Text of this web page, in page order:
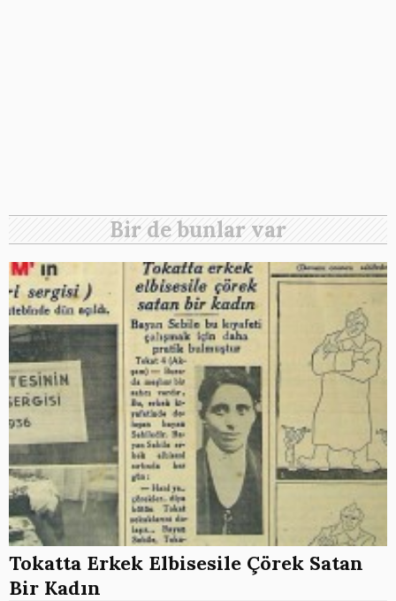
Bir de bunlar var
Tokatta Erkek Elbisesile Çörek Satan
Bir Kadın